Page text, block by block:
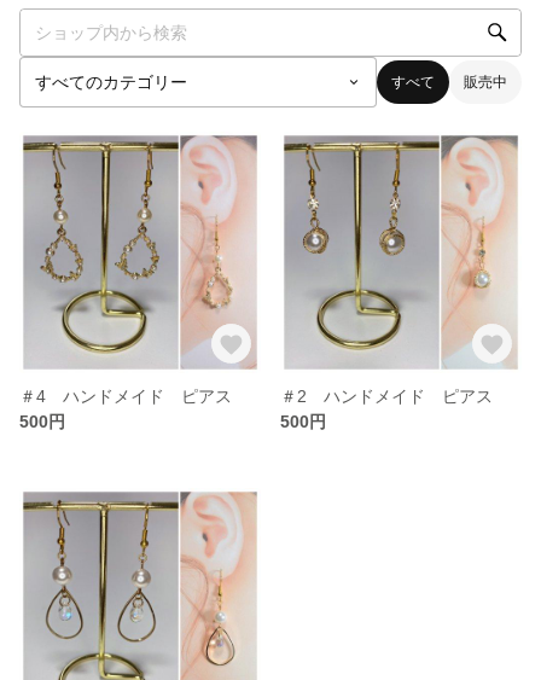
すべて 販売中
＃4 ハンドメイド ピアス
500円
＃2 ハンドメイド ピアス
500円